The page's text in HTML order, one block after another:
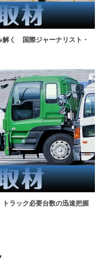
解く 国際ジャーナリスト・
トラック必要台数の迅速把握